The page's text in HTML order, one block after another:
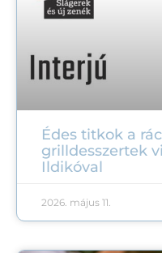
Édes titkok a
grilldesszertek
Ildikóval
2026. május 11.